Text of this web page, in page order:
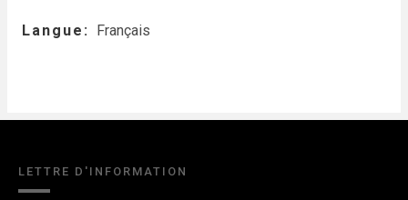
Langue Français
LETTRE D'INFORMATION